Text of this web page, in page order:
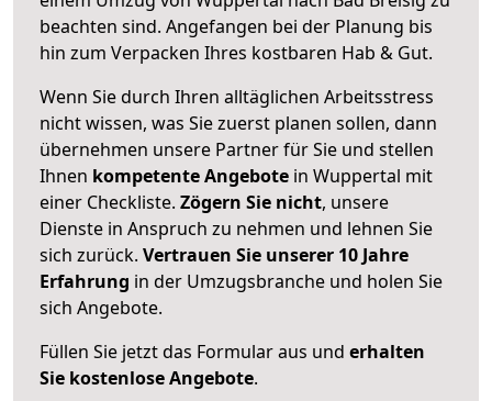
beachten sind. Angefangen bei der Planung bis
hin zum Verpacken Ihres kostbaren Hab & Gut.
Wenn Sie durch Ihren alltäglichen Arbeitsstress
nicht wissen, was Sie zuerst planen sollen, dann
übernehmen unsere Partner für Sie und stellen
Ihnen kompetente Angebote in Wuppertal mit
einer Checkliste. Zögern Sie nicht, unsere
Dienste in Anspruch zu nehmen und lehnen Sie
sich zurück. Vertrauen Sie unserer 10 Jahre
Erfahrung in der Umzugsbranche und holen Sie
sich Angebote.
Füllen Sie jetzt das Formular aus und erhalten
Sie kostenlose Angebote.